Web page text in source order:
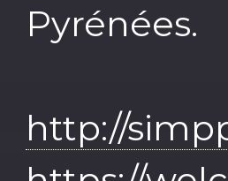
Pyrénées.
http://